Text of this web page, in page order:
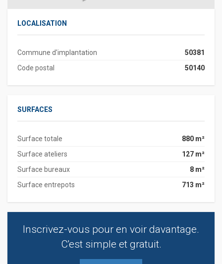
LOCALISATION
Commune d'implantation
50381
Code postal
50140
SURFACES
Surface totale
880 m²
Surface ateliers
127 m²
Surface bureaux
8 m²
Surface entrepots
713 m²
Inscrivez-vous pour en voir davantage.
C'est simple et gratuit.